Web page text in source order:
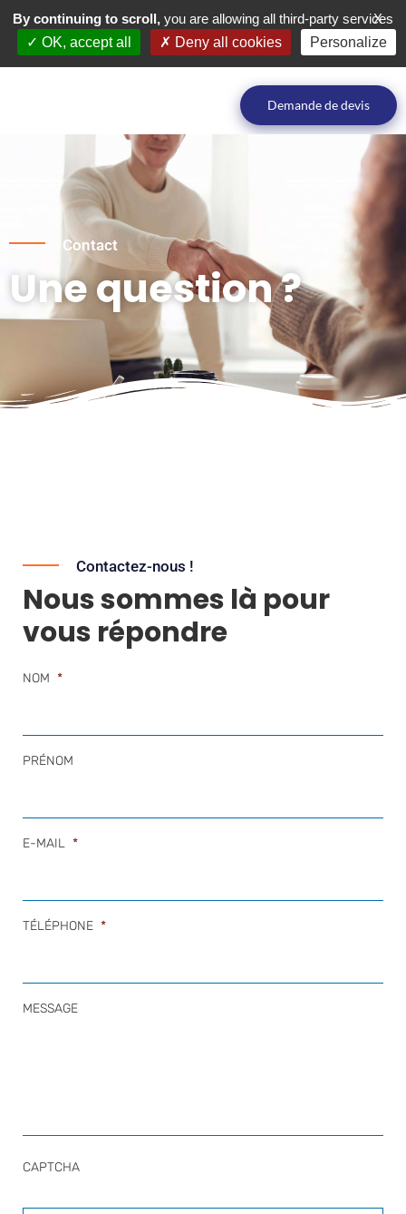
Demande de devis
Contact
Une question ?
Contactez-nous !
Nous sommes là pour
vous répondre
NOM *
PRÉNOM
E-MAIL *
TÉLÉPHONE *
MESSAGE
CAPTCHA
X
By continuing to scroll, you are allowing all third-party services
OK, accept all
Deny all cookies Personalize